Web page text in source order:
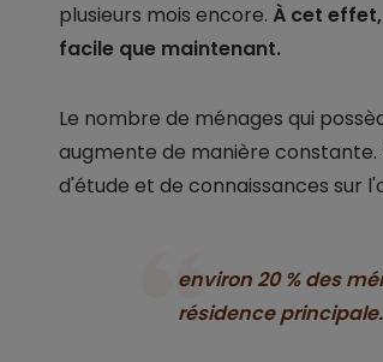
plusieurs mois encore. À cet
facile que maintenant.
Le nombre de ménages qui
augmente de manière
d'étude et de connaissances sur
environ 20 % des
résidence principale.